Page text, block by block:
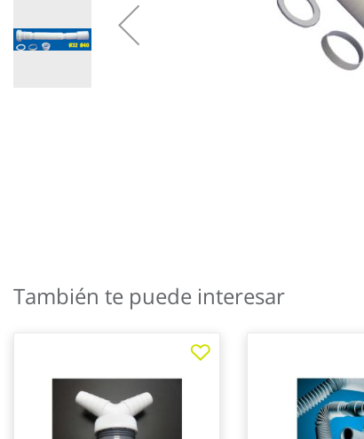
al
comienzo
También te puede interesar